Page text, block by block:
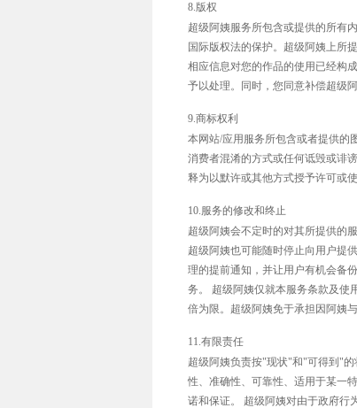
8.版权
超级阿姨服务所包含或提供的所有
国际版权法的保护。超级阿姨上所
相应信息对您的作品的使用已经构
予以处理。同时，您同意补偿超级
9.商标权利
本网站/应用服务所包含或者提供的
消费者混淆的方式或任何诋毁或诽
释为以默许或其他方式授予许可或
10.服务的修改和终止
超级阿姨会不定时的对其所提供的
超级阿姨也可能随时停止向用户提
理的提前通知，并让用户有机会备
务。 超级阿姨仅就本服务条款及使
倍为限。超级阿姨免于承担因阿姨
11.有限责任
超级阿姨负责按"现状"和"可得到"
性、准确性、可靠性、适用于某一
诺和保证。 超级阿姨对由于政府行